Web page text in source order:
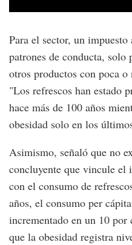
Para el sector, un
patrones de conducta,
otros productos con poca
"Los refrescos han estado
hace más de 100 años
obesidad solo en los
Asimismo, señaló que no
concluyente que vincule el
con el consumo de
años, el consumo per
incrementado en un 10
que la obesidad registra